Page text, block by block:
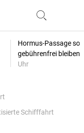
Hormus-Passage
gebührenfrei bleiben
Uhr
Schifffahrt